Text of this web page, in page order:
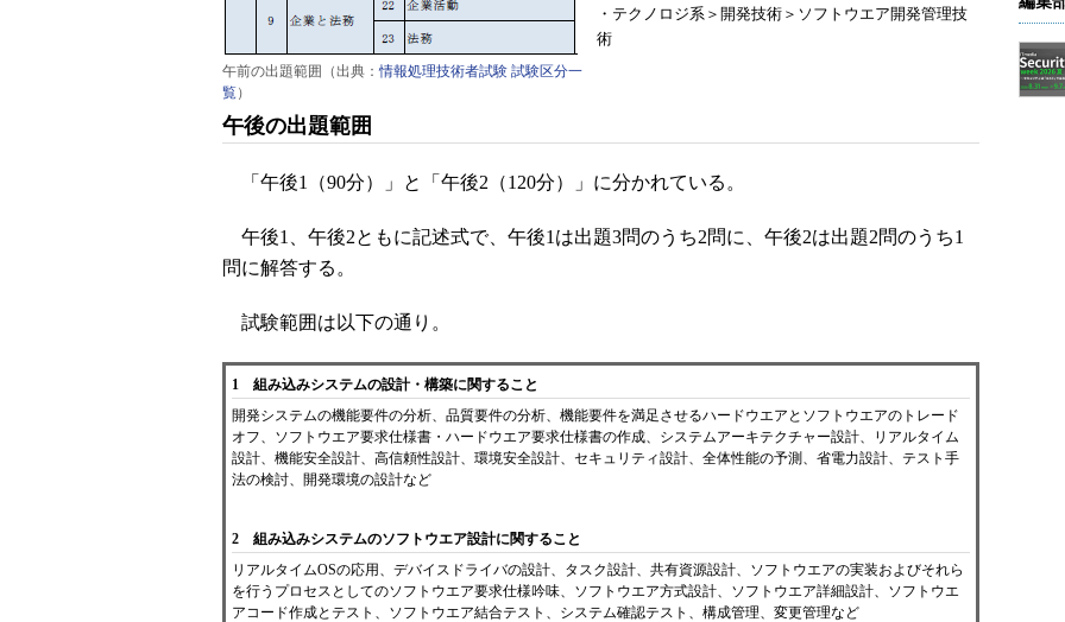
午前の出題範囲（出典：情報処理技術者試験 試験区分一
覧）
・テクノロジ系＞開発技術＞ソフトウエア開発管理技
術
午後の出題範囲
「午後1（90分）」と「午後2（120分）」に分かれている。
午後1、午後2ともに記述式で、午後1は出題3問のうち2問に、午後2は出題2問のうち1
問に解答する。
試験範囲は以下の通り。
1 組み込みシステムの設計・構築に関すること
開発システムの機能要件の分析、品質要件の分析、機能要件を満足させるハードウエアとソフトウエアのトレード
オフ、ソフトウエア要求仕様書・ハードウエア要求仕様書の作成、システムアーキテクチャー設計、リアルタイム
設計、機能安全設計、高信頼性設計、環境安全設計、セキュリティ設計、全体性能の予測、省電力設計、テスト手
法の検討、開発環境の設計など
2 組み込みシステムのソフトウエア設計に関すること
リアルタイムOSの応用、デバイスドライバの設計、タスク設計、共有資源設計、ソフトウエアの実装およびそれら
を行うプロセスとしてのソフトウエア要求仕様吟味、ソフトウエア方式設計、ソフトウエア詳細設計、ソフトウエ
アコード作成とテスト、ソフトウエア結合テスト、システム確認テスト、構成管理、変更管理など